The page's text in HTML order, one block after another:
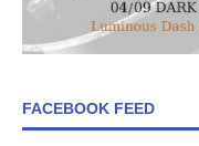
FACEBOOK FEED